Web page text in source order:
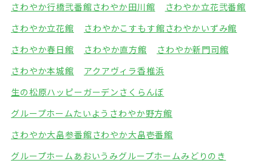
さわやか行橋弐番館さわやか田川館
さわやか立花弐番館
さわやか立花館
さわやかこすもす館さわやかいずみ館
さわやか春日館
さわやか直方館
さわやか新門司館
さわやか本城館
アクアヴィラ香椎浜
生の松原ハッピーガーデン さくらんぼ
グループホームたいよう さわやか野方館
さわやか大畠参番館さわやか大畠壱番館
グループホームあおいうみグループホームみどりのき